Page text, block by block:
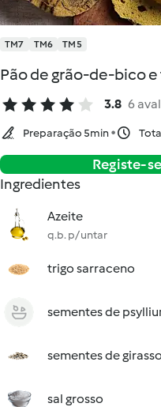
TM7 TM6 TM5
Pão de grão-de-bico
3.8 6
Preparação 5min
Registe-
Ingredientes
Azeite
q.b. p/ untar
trigo sarraceno
sementes de
sementes de
sal grosso